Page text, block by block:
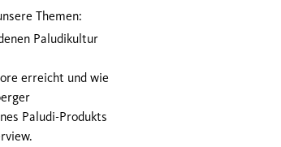
Themen:
Paludikultur
erreicht und wie
Paludi-Produkts